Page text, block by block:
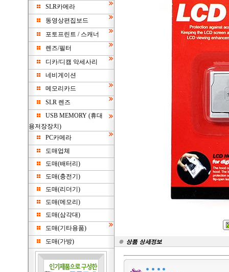
SLR카메라
동영상편집보드
포토프린트 / 스캐너
렌즈/필터
디카/디캠 악세사리
네비게이션
메모리카드
SLR 렌즈
USB MEMORY (휴대
용저장장치)
PC카메라
도매업체
도매(배터리)
도매(충전기)
도매(리더기)
도매(메모리)
도매(삼각대)
도매(기타용품)
도매(가방)